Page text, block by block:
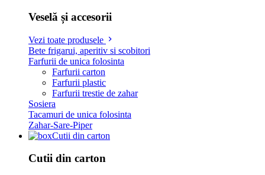
Veselă și accesorii
Vezi toate produsele
Bete frigarui, aperitiv si scobitori
Farfurii de unica folosinta
Farfurii carton
Farfurii plastic
Farfurii trestie de zahar
Sosiera
Tacamuri de unica folosinta
Zahar-Sare-Piper
Cutii din carton
Cutii din carton